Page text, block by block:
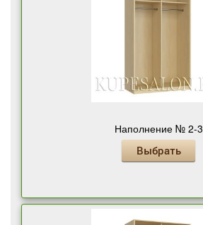
Наполнение № 2-3
Выбрать